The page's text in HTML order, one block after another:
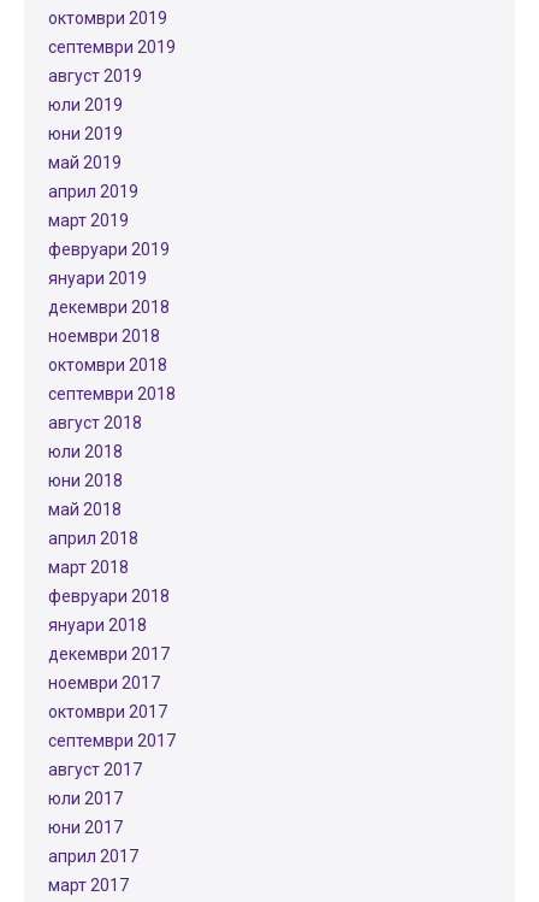
октомври 2019
септември 2019
август 2019
юли 2019
юни 2019
май 2019
април 2019
март 2019
февруари 2019
януари 2019
декември 2018
ноември 2018
октомври 2018
септември 2018
август 2018
юли 2018
юни 2018
май 2018
април 2018
март 2018
февруари 2018
януари 2018
декември 2017
ноември 2017
октомври 2017
септември 2017
август 2017
юли 2017
юни 2017
април 2017
март 2017